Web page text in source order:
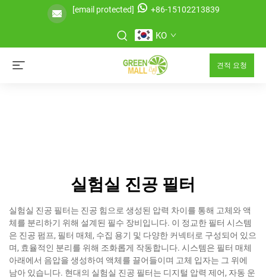
[email protected] +86-15102213839
KO
견적 요청
실험실 진공 필터
실험실 진공 필터는 진공 힘으로 생성된 압력 차이를 통해 고체와 액
체를 분리하기 위해 설계된 필수 장비입니다. 이 정교한 필터 시스템
은 진공 펌프, 필터 매체, 수집 용기 및 다양한 커넥터로 구성되어 있으
며, 효율적인 분리를 위해 조화롭게 작동합니다. 시스템은 필터 매체
아래에서 음압을 생성하여 액체를 끌어들이며 고체 입자는 그 위에
남아 있습니다. 현대의 실험실 진공 필터는 디지털 압력 제어, 자동 운